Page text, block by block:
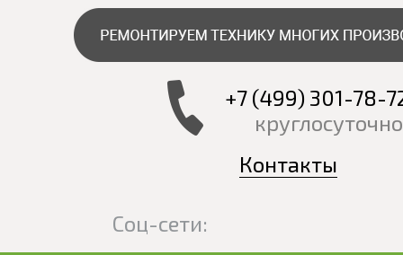
+7 (499) 301-78-
Контакты
Соц-сети: